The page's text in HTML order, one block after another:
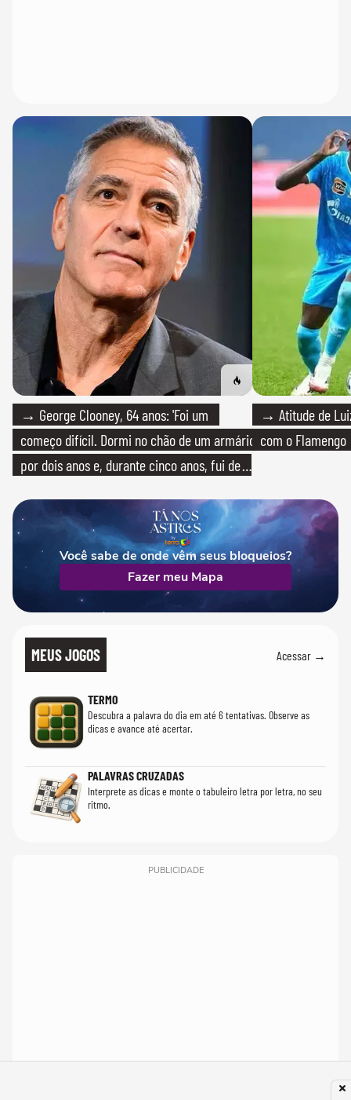
→ George Clooney, 64 anos: 'Foi um
começo difícil. Dormi no chão de um armário
por dois anos e, durante cinco anos, fui de
→ Atitude de
com o Flamengo
Você sabe de onde vêm seus bloqueios?
Fazer meu Mapa
MEUS JOGOS Acessar →
TERMO
Descubra a palavra do dia em até 6 tentativas. Observe as
dicas e avance até acertar.
PALAVRAS CRUZADAS
Interprete as dicas e monte o tabuleiro letra por letra, no seu
ritmo.
PUBLICIDADE